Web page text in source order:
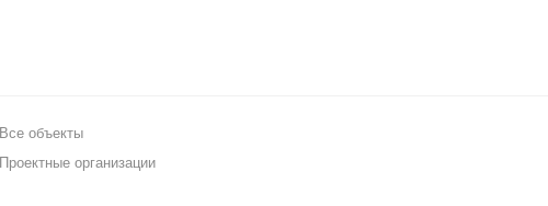
Все объекты
Проектные организации